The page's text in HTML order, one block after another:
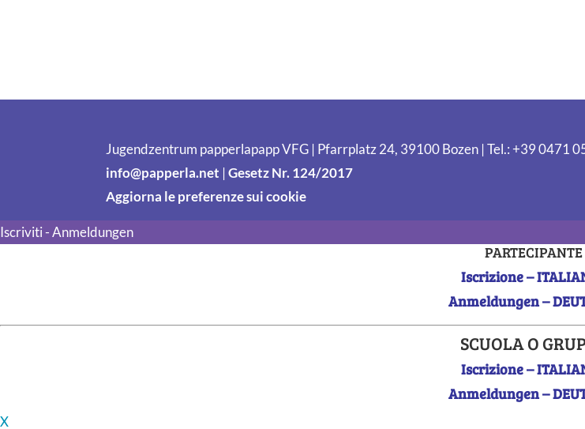
Jugendzentrum papperlapapp VFG | Pfarrplatz 24, 39100 Bozen | Tel.: +39
info@papperla.net |Gesetz Nr. 124/2017
Aggiorna le preferenze sui cookie
Iscriviti - Anmeldungen
PARTECIPANTE
Iscrizione –
Anmeldungen –
SCUOLA O
Iscrizione –
Anmeldungen –
X